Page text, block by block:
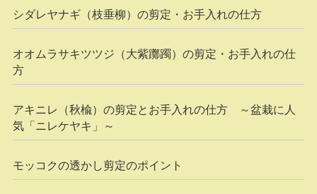
シダレヤナギ（枝垂柳）の剪定・お手入れの仕方
オオムラサキツツジ（大紫躑躅）の剪定・お手入れの仕
方
アキニレ（秋楡）の剪定とお手入れの仕方 ～盆栽に人
気「ニレケヤキ」～
モッコクの透かし剪定のポイント